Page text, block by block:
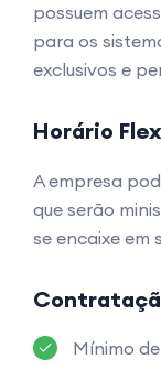
possuem
para os
exclusivos e
Horário
A empresa
que serão
se encaixe em
Mínimo